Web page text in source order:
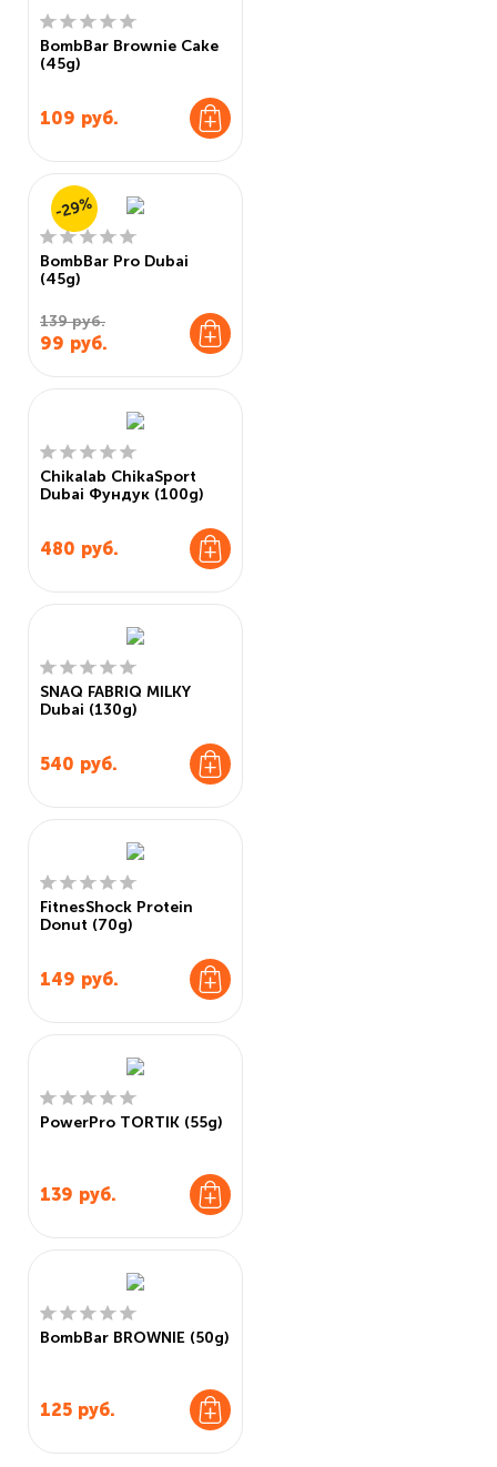
BombBar Brownie Cake
(45g)
109 руб.
BombBar Pro Dubai
(45g)
139 руб.
99 руб.
-29%
Chikalab ChikaSport
Dubai Фундук (100g)
480 руб.
SNAQ FABRIQ MILKY
Dubai (130g)
540 руб.
FitnesShock Protein
Donut (70g)
149 руб.
PowerPro TORTIK (55g)
139 руб.
BombBar BROWNIE (50g)
125 руб.